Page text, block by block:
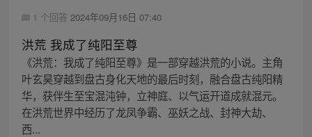
1 个回答 2024年09月16日 07:40
洪荒 我成了纯阳至尊
《洪荒：我成了纯阳至尊》是一部穿越洪荒的小说。主角
叶玄昊穿越到盘古身化天地的最后时刻，融合盘古纯阳精
华，获伴生至宝混沌钟，立神庭、以气运开道成就混元。
在洪荒世界中经历了龙凤争霸、巫妖之战、封神大劫、
西...